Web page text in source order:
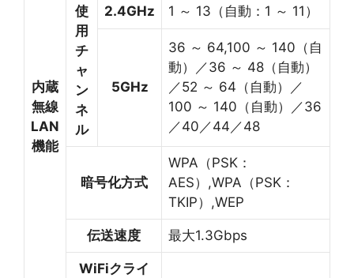
内蔵
無線
LAN
機能
使
用
チ
ャ
ン
ネ
ル
2.4GHz 1 ～ 13（自動：1 ～ 11）
5GHz
36 ～ 64,100 ～ 140（自
動）／36 ～ 48（自動）
／52 ～ 64（自動）／
100 ～ 140（自動）／36
／40／44／48
暗号化方式
WPA（PSK：
AES）,WPA（PSK：
TKIP）,WEP
伝送速度 最大1.3Gbps
WiFiクライ